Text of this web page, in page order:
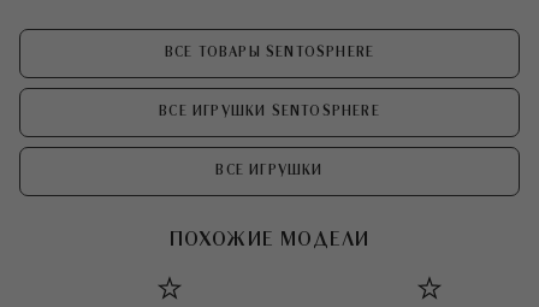
ВСЕ ТОВАРЫ SENTOSPHERE
ВСЕ ИГРУШКИ SENTOSPHERE
ВСЕ ИГРУШКИ
ПОХОЖИЕ МОДЕЛИ